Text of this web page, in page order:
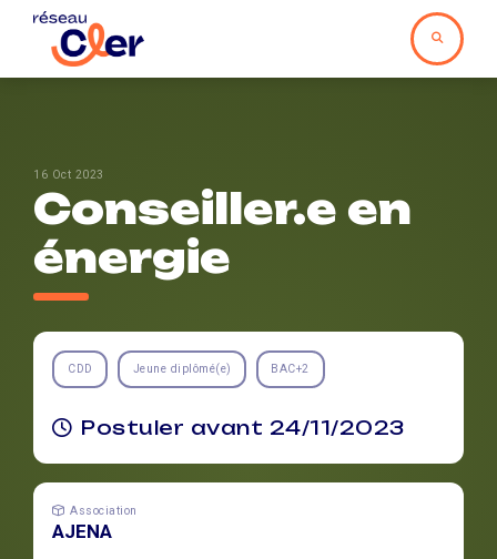
16 Oct 2023
Conseiller.e en
énergie
CDD Jeune diplômé(e) BAC+2
Postuler avant 24/11/2023
Association
AJENA